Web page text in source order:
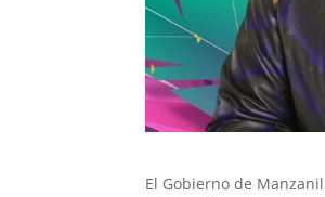
El Gobierno de